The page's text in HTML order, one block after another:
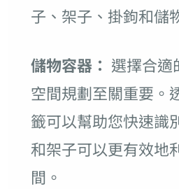
子、架子、掛鉤和儲
儲物容器： 選擇合適
空間規劃至關重要。
籤可以幫助您快速識
和架子可以更有效地
間。